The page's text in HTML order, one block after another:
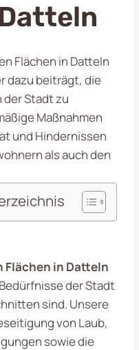
Flächen in Datteln
dazu beiträgt, die
der Stadt zu
Maßnahmen
und Hindernissen
als auch den
Flächen in Datteln
der Stadt
sind. Unsere
von Laub,
sowie die